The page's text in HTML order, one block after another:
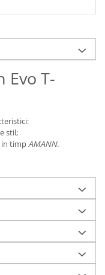
Evo T-
stil;
in timpAMANN.